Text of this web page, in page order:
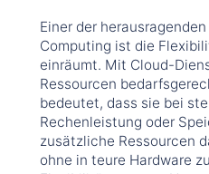
Einer der
Computing ist die
einräumt. Mit Cloud-
Ressourcen
bedeutet, dass sie bei
Rechenleistung oder
zusätzliche Ressourcen
ohne in teure Hardware